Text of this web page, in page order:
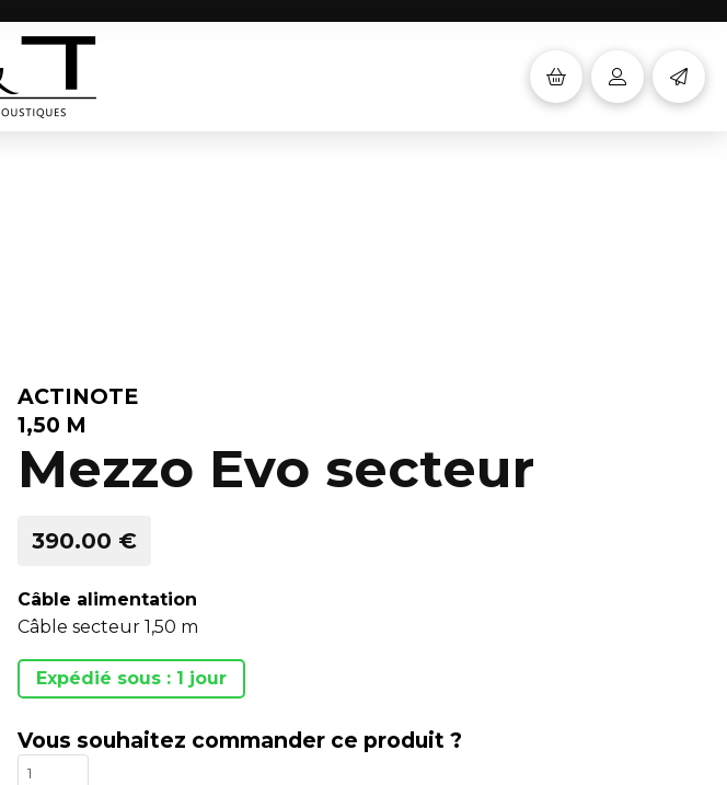
ACTINOTE
1,50 M
Mezzo Evo secteur
390.00 €
Câble alimentation
Câble secteur 1,50 m
Expédié sous : 1 jour
Vous souhaitez commander ce produit ?
quantité